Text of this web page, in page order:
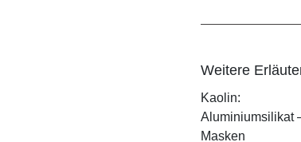
Weitere
Kaolin:
Aluminiumsilikat
Masken